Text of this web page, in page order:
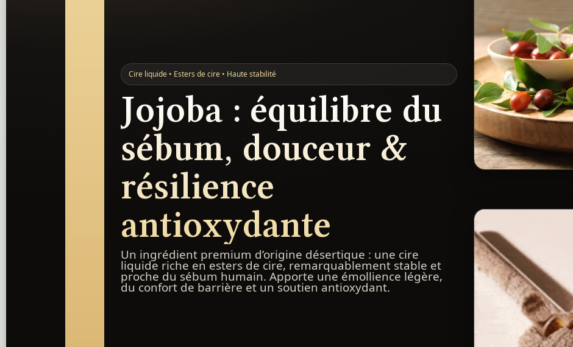
Cire liquide • Esters de cire • Haute stabilité
Jojoba : équilibre du
sébum, douceur &
résilience
antioxydante
Un ingrédient premium d’origine désertique : une cire
liquide riche en esters de cire, remarquablement stable et
proche du sébum humain. Apporte une émollience légère,
du confort de barrière et un soutien antioxydant.